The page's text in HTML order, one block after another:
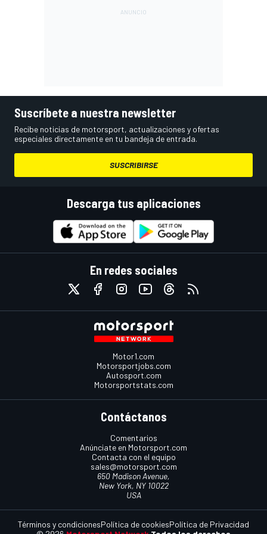
Suscríbete a nuestra newsletter
Recibe noticias de motorsport, actualizaciones y ofertas
especiales directamente en tu bandeja de entrada.
SUSCRIBIRSE
Descarga tus aplicaciones
En redes sociales
Motor1.com
Motorsportjobs.com
Autosport.com
Motorsportstats.com
Contáctanos
Comentarios
Anúnciate en Motorsport.com
Contacta con el equipo
sales@motorsport.com
650 Madison Avenue,
New York, NY 10022
USA
Términos y condicionesPolítica de cookiesPolítica de Privacidad